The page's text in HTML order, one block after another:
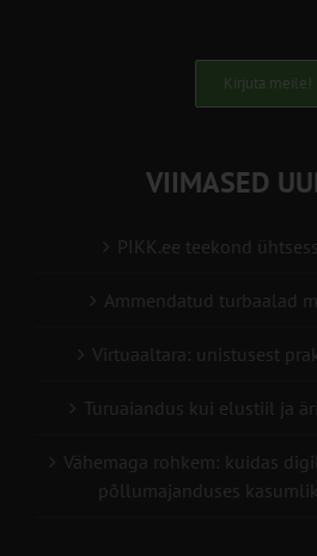
Kirjuta meile!
VIIMASED
PIKK.ee teekond
Ammendatud turbaalad
Virtuaaltara: unistusest
Turuaiandus kui elustiil ja
Vähemaga rohkem: kuidas
põllumajanduses